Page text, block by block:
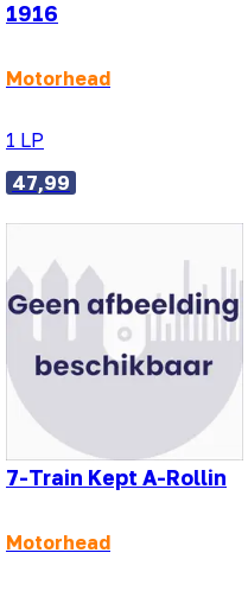
1916
Motorhead
1 LP
47,99
7-Train Kept A-Rollin
Motorhead